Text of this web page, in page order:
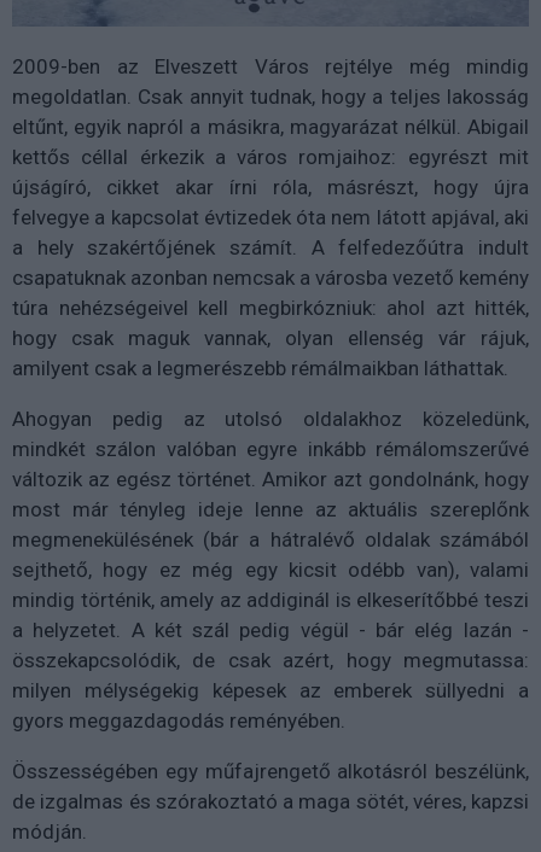
2009-ben az Elveszett Város rejtélye még mindig
megoldatlan. Csak annyit tudnak, hogy a teljes lakosság
eltűnt, egyik napról a másikra, magyarázat nélkül. Abigail
kettős céllal érkezik a város romjaihoz: egyrészt mit
újságíró, cikket akar írni róla, másrészt, hogy újra
felvegye a kapcsolat évtizedek óta nem látott apjával, aki
a hely szakértőjének számít. A felfedezőútra indult
csapatuknak azonban nemcsak a városba vezető kemény
túra nehézségeivel kell megbirkózniuk: ahol azt hitték,
hogy csak maguk vannak, olyan ellenség vár rájuk,
amilyent csak a legmerészebb rémálmaikban láthattak.
Ahogyan pedig az utolsó oldalakhoz közeledünk,
mindkét szálon valóban egyre inkább rémálomszerűvé
változik az egész történet. Amikor azt gondolnánk, hogy
most már tényleg ideje lenne az aktuális szereplőnk
megmenekülésének (bár a hátralévő oldalak számából
sejthető, hogy ez még egy kicsit odébb van), valami
mindig történik, amely az addiginál is elkeserítőbbé teszi
a helyzetet. A két szál pedig végül - bár elég lazán -
összekapcsolódik, de csak azért, hogy megmutassa:
milyen mélységekig képesek az emberek süllyedni a
gyors meggazdagodás reményében.
Összességében egy műfajrengető alkotásról beszélünk,
de izgalmas és szórakoztató a maga sötét, véres, kapzsi
módján.